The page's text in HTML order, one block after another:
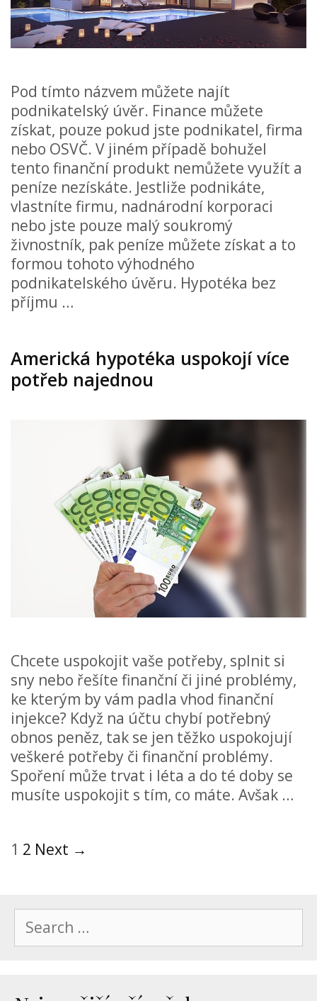
Pod tímto názvem můžete najít
podnikatelský úvěr. Finance můžete
získat, pouze pokud jste podnikatel, firma
nebo OSVČ. V jiném případě bohužel
tento finanční produkt nemůžete využít a
peníze nezískáte. Jestliže podnikáte,
vlastníte firmu, nadnárodní korporaci
nebo jste pouze malý soukromý
živnostník, pak peníze můžete získat a to
formou tohoto výhodného
podnikatelského úvěru. Hypotéka bez
příjmu …
Americká hypotéka uspokojí více
potřeb najednou
Chcete uspokojit vaše potřeby, splnit si
sny nebo řešíte finanční či jiné problémy,
ke kterým by vám padla vhod finanční
injekce? Když na účtu chybí potřebný
obnos peněz, tak se jen těžko uspokojují
veškeré potřeby či finanční problémy.
Spoření může trvat i léta a do té doby se
musíte uspokojit s tím, co máte. Avšak …
Post
1 2 Next →
for: